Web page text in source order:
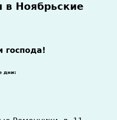
Ноябрьские
дни: